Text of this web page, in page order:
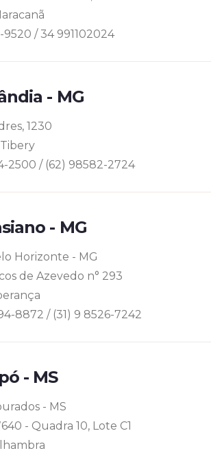
9520 / 34 991102024
- MG
1230
2500 / (62) 98582-2724
- MG
Horizonte - MG
de Azevedo n° 293
8872 / (31) 9 8526-7242
- MS
- MS
- Quadra 10, Lote C1